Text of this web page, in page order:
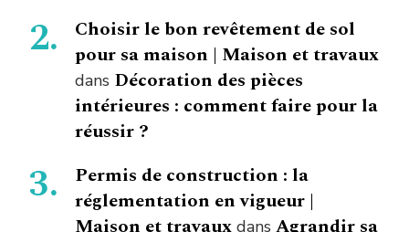
Choisir le bon revêtement de sol
pour sa maison | Maison et travaux
dans Décoration des pièces
intérieures : comment faire pour la
réussir ?
Permis de construction : la
réglementation en vigueur |
Maison et travaux dans Agrandir sa